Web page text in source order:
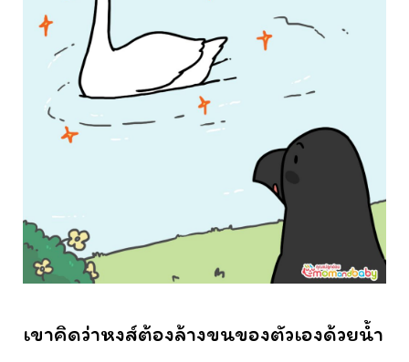
เขาคิดว่าหงส์ต้องล้างขนของตัวเองด้วยน้ำ